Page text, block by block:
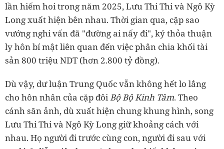
lần hiếm hoi trong năm 2025, Lưu Thi Thi và Ngô Kỳ
Long xuất hiện bên nhau. Thời gian qua, cặp sao
vướng nghi vấn đã "đường ai nấy đi", ký thỏa thuận
ly hôn bí mật liên quan đến việc phân chia khối tài
sản 800 triệu NDT (hơn 2.800 tỷ đồng).
Dù vậy, dư luận Trung Quốc vẫn không hết lo lắng
cho hôn nhân của cặp đôiBộ Bộ Kinh Tâm. Theo
cánh săn ảnh, dù xuất hiện chung khung hình, song
Lưu Thi Thi và Ngô Kỳ Long giữ khoảng cách với
nhau. Họ người đi trước cùng con, người đi sau với